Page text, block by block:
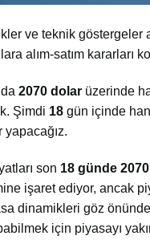
ve teknik göstergeler
alım-satım kararları
da 2070 dolar üzerinde
Şimdi 18 gün içinde
son 18 günde
işaret ediyor, ancak
dinamikleri göz önünde
için piyasayı